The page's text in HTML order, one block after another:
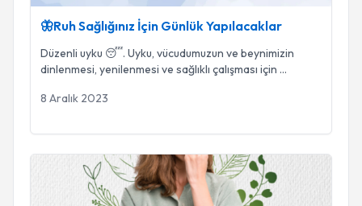
🦋Ruh Sağlığınız İçin Günlük Yapılacaklar
Düzenli uyku 😴. Uyku, vücudumuzun ve beynimizin
dinlenmesi, yenilenmesi ve sağlıklı çalışması için ...
8 Aralık 2023
🤔 Kendi Kendine Tanı Koymak